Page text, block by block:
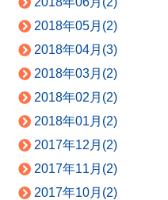
2018年05月(2)
2018年04月(3)
2018年03月(2)
2018年02月(2)
2018年01月(2)
2017年12月(2)
2017年11月(2)
2017年10月(2)